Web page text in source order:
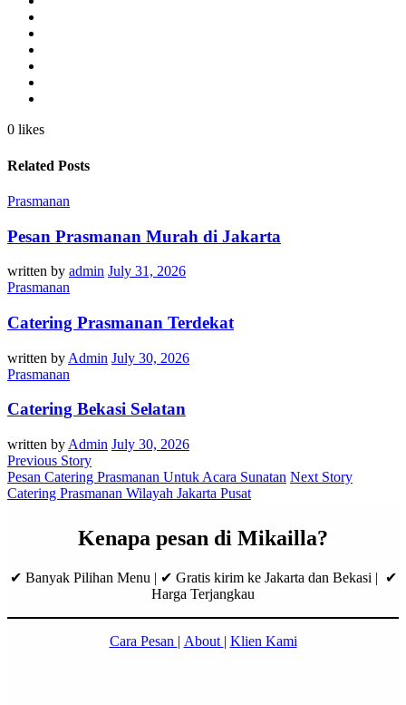
0 likes
Related Posts
Prasmanan
Pesan Prasmanan Murah di Jakarta
written by admin July 31, 2026
Prasmanan
Catering Prasmanan Terdekat
written by Admin July 30, 2026
Prasmanan
Catering Bekasi Selatan
written by Admin July 30, 2026
Previous Story
Pesan Catering Prasmanan Untuk Acara Sunatan Next Story
Catering Prasmanan Wilayah Jakarta Pusat
Kenapa pesan di Mikailla?
✔ Banyak Pilihan Menu | ✔ Gratis kirim ke Jakarta dan Bekasi | ✔
Harga Terjangkau
Cara Pesan | About | Klien Kami